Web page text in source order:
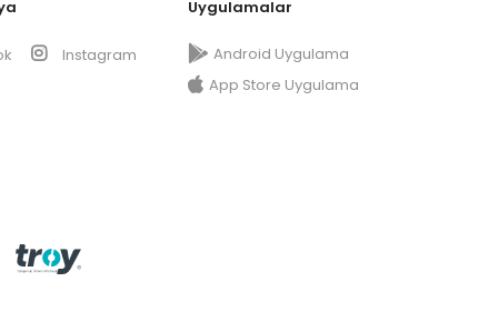
Instagram
Uygulamalar
Android Uygulama
App Store Uygulama